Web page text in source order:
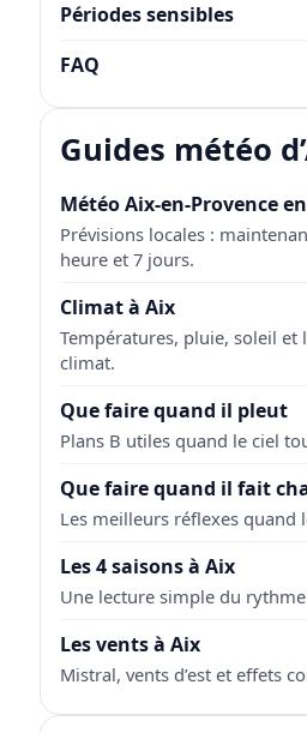
Périodes sensibles
FAQ
Guides météo
Météo Aix-en-Provence
Prévisions locales :
heure et 7 jours.
Climat à Aix
Températures, pluie, soleil et
climat.
Que faire quand il pleut
Plans B utiles quand le ciel
Que faire quand il fait
Les meilleurs réflexes quand
Les 4 saisons à Aix
Une lecture simple du
Les vents à Aix
Mistral, vents d’est et effets